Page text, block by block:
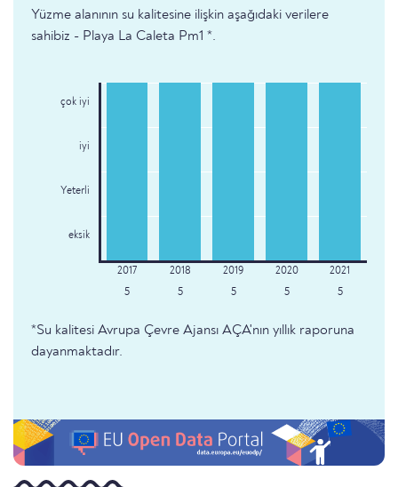
Yüzme alanının su kalitesine ilişkin aşağıdaki verilere
sahibiz - Playa La Caleta Pm1 *.
çok iyi
iyi
Yeterli
eksik
5 5 5 5 5
*Su kalitesi Avrupa Çevre Ajansı AÇA'nın yıllık raporuna
dayanmaktadır.